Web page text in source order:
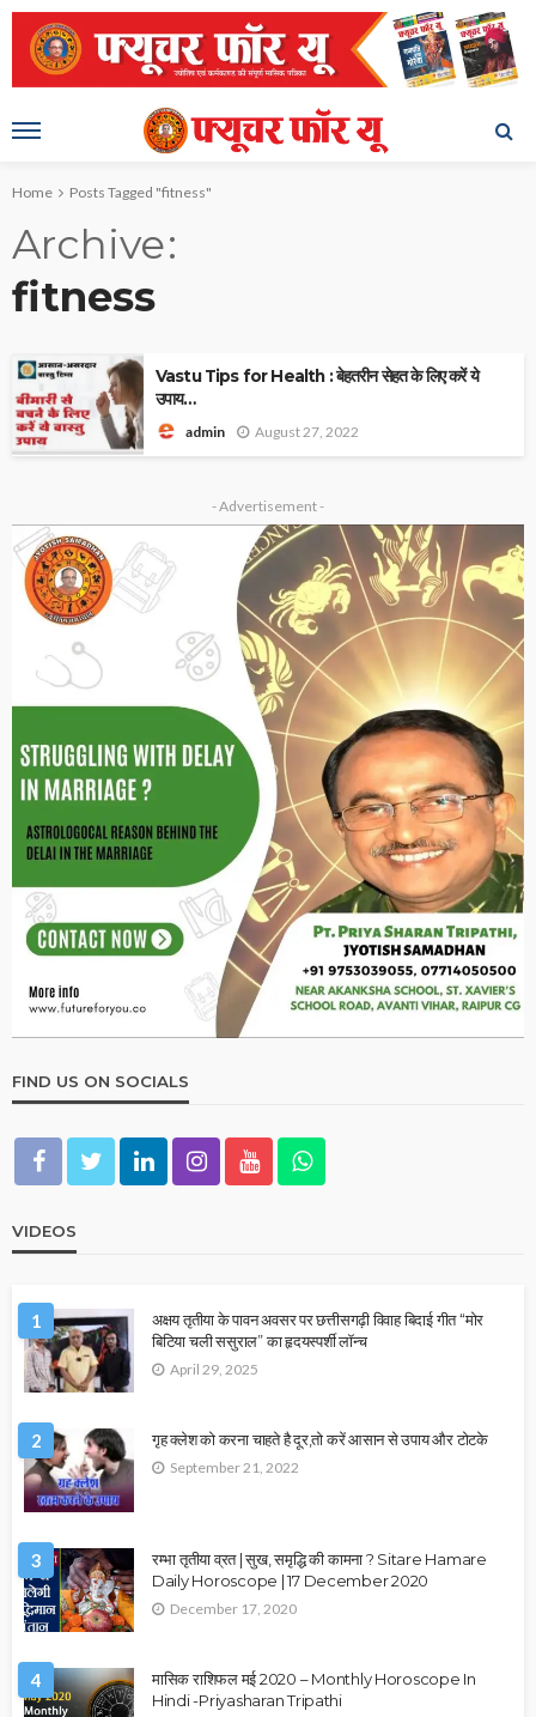
Home Posts Tagged "fitness"
Archive
fitness
Vastu Tips for Health : बेहतरीन सेहत के लिए करें ये
उपाय…
admin August 27, 2022
- Advertisement -
FIND US ON SOCIALS
VIDEOS
1
अक्षय तृतीया के पावन अवसर पर छत्तीसगढ़ी विवाह बिदाई गीत “मोर
बिटिया चली ससुराल” का हृदयस्पर्शी लॉन्च
April 29, 2025
2 गृह क्लेश को करना चाहते है दूर,तो करें आसान से उपाय और टोटके
September 21, 2022
3
रम्भा तृतीया व्रत | सुख, समृद्धि की कामना ? Sitare Hamare
Daily Horoscope | 17 December 2020
December 17, 2020
4
मासिक राशिफल मई 2020 – Monthly Horoscope In
Hindi -Priyasharan Tripathi